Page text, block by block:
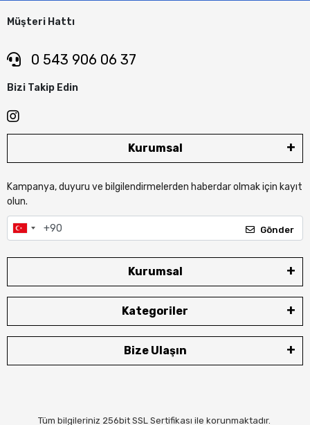
Müşteri Hattı
0 543 906 06 37
Bizi Takip Edin
Kurumsal
Kampanya, duyuru ve bilgilendirmelerden haberdar olmak için kayıt
olun.
Gönder
Kurumsal
Kategoriler
Bize Ulaşın
Tüm bilgileriniz 256bit SSL Sertifikası ile korunmaktadır.